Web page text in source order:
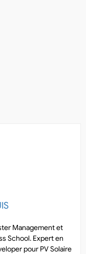
Management et
School. Expert en
pour PV Solaire